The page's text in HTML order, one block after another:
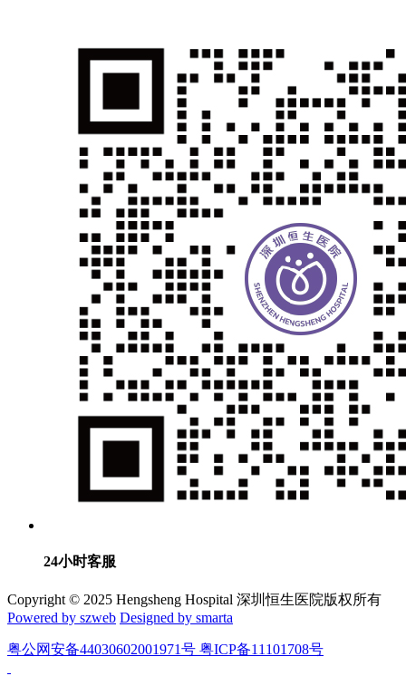
24小时客服
Copyright © 2025 Hengsheng Hospital 深圳恒生医院版权所有
Powered by szweb Designed by smarta
粤公网安备44030602001971号 粤ICP备11101708号